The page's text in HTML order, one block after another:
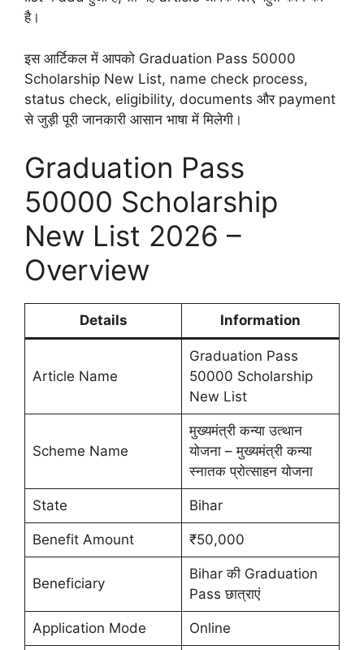
है।
इस आर्टिकल में आपको Graduation Pass 50000
Scholarship New List, name check process,
status check, eligibility, documents और payment
से जुड़ी पूरी जानकारी आसान भाषा में मिलेगी।
Graduation Pass
50000 Scholarship
New List 2026 –
Overview
Details Information
Article Name
Graduation Pass
50000 Scholarship
New List
Scheme Name
मुख्यमंत्री कन्या उत्थान
योजना – मुख्यमंत्री कन्या
स्नातक प्रोत्साहन योजना
State Bihar
Benefit Amount ₹50,000
Beneficiary
Bihar की Graduation
Pass छात्राएं
Application Mode Online